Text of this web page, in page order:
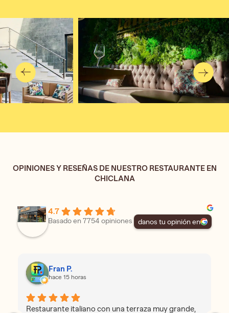
OPINIONES Y RESEÑAS DE NUESTRO RESTAURANTE EN
CHICLANA
4.7
Basado en 7754 opiniones danos tu opinión en
Fran P.
hace 15 horas
Restaurante italiano con una terraza muy grande,